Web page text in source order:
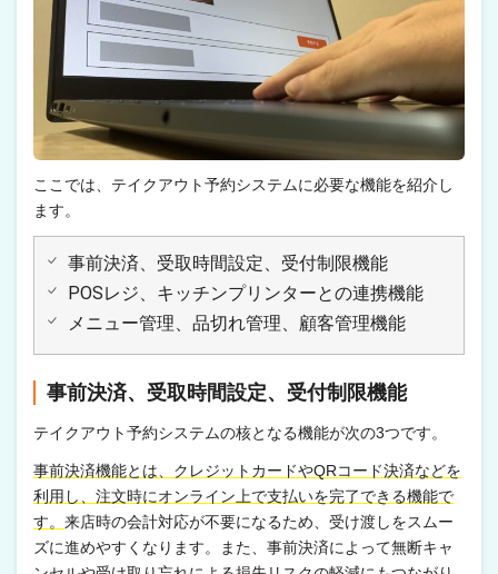
ここでは、テイクアウト予約システムに必要な機能を紹介し
ます。
事前決済、受取時間設定、受付制限機能
POSレジ、キッチンプリンターとの連携機能
メニュー管理、品切れ管理、顧客管理機能
事前決済、受取時間設定、受付制限機能
テイクアウト予約システムの核となる機能が次の3つです。
事前決済機能とは、クレジットカードやQRコード決済などを
利用し、注文時にオンライン上で支払いを完了できる機能で
す。 来店時の会計対応が不要になるため、受け渡しをスムー
ズに進めやすくなります。また、事前決済によって無断キャ